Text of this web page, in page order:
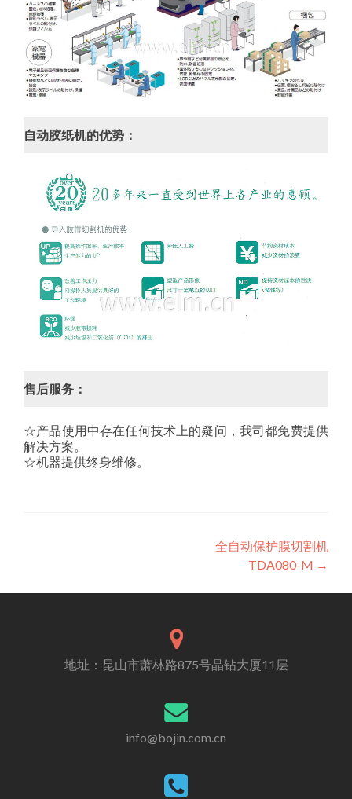
自动胶纸机的优势：
售后服务：
☆产品使用中存在任何技术上的疑问，我司都免费提供
解决方案。
☆机器提供终身维修。
全自动保护膜切割机
TDA080-M →
地址：昆山市萧林路875号晶钻大厦11层
info@bojin.com.cn